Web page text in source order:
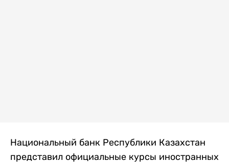
Национальный банк Республики Казахстан
представил официальные курсы иностранных